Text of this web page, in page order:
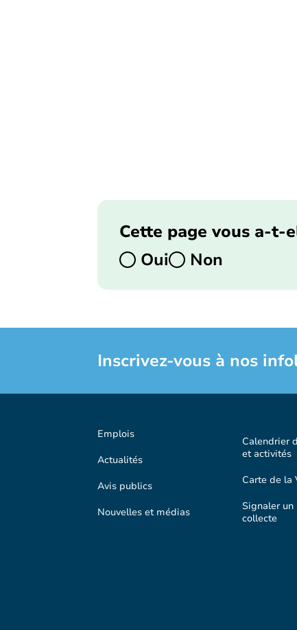
Cette page vous a-t-
Oui
Non
Inscrivez-vous à nos
Emplois
Actualités
Avis publics
Nouvelles et médias
Calendrier
et activités
Carte de la
Signaler
collecte